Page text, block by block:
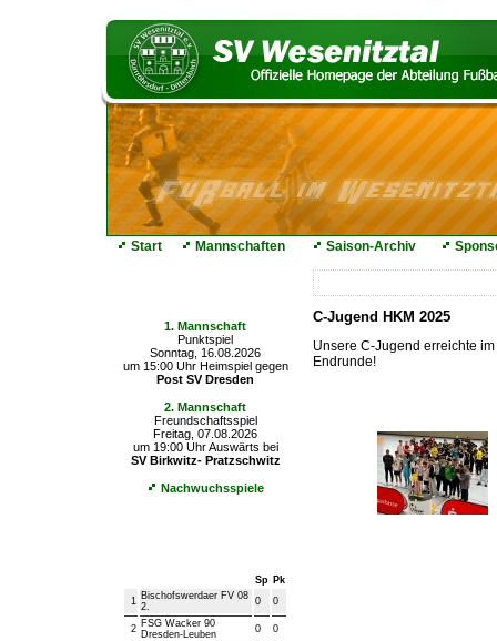
Start Mannschaften Saison-Archiv
1. Mannschaft
Punktspiel
Sonntag, 16.08.2026
um 15:00 Uhr Heimspiel gegen
Post SV Dresden
2. Mannschaft
Freundschaftsspiel
Freitag, 07.08.2026
um 19:00 Uhr Auswärts bei
SV Birkwitz- Pratzschwitz
Nachwuchsspiele
Sp Pk
1 Bischofswerdaer FV 08
2.
0 0
2 FSG Wacker 90
Dresden-Leuben
0
0
C-Jugend HKM 2025
Unsere C-Jugend erreichte
Endrunde!